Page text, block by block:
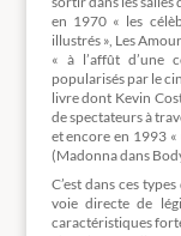
en 1970 « les
illustrés », Les
« à l’affût d’une
popularisés par le
livre dont Kevin
de spectateurs à
et encore en 1993 «
(Madonna dans
C’est dans ces
voie directe de
caractéristiques